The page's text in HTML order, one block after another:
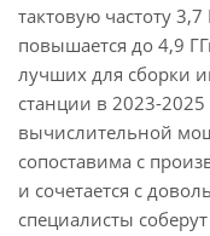
тактовую частоту
повышается до 4,9
лучших для сборки
станции в 2023-2025
вычислительной
сопоставима с
и сочетается с
специалисты